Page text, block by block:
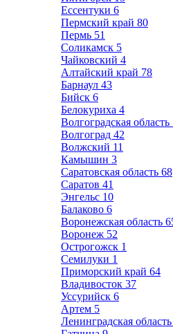
Ессентуки 6
Пермский край 80
Пермь 51
Соликамск 5
Чайковский 4
Алтайский край 78
Барнаул 43
Бийск 6
Белокуриха 4
Волгоградская область
Волгоград 42
Волжский 11
Камышин 3
Саратовская область 68
Саратов 41
Энгельс 10
Балаково 6
Воронежская область
Воронеж 52
Острогожск 1
Семилуки 1
Приморский край 64
Владивосток 37
Уссурийск 6
Артем 5
Ленинградская область